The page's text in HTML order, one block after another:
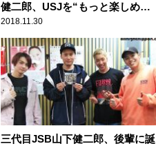
健二郎、USJを“もっと楽しめ
る”豆知識を披露
2018.11.30
三代目JSB山下健二郎、後輩に誕